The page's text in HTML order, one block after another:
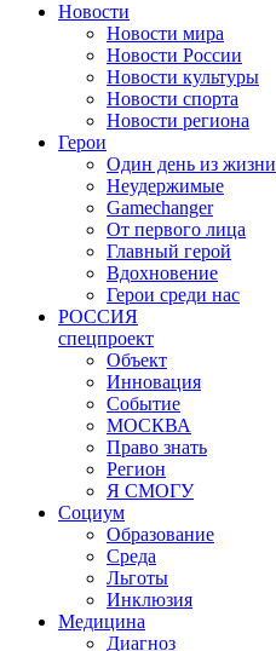
Новости
Новости мира
Новости России
Новости культуры
Новости спорта
Новости региона
Герои
Один день из жизни
Неудержимые
Gamechanger
От первого лица
Главный герой
Вдохновение
Герои среди нас
РОССИЯ
спецпроект
Объект
Инновация
Событие
МОСКВА
Право знать
Регион
Я СМОГУ
Социум
Образование
Среда
Льготы
Инклюзия
Медицина
Диагноз